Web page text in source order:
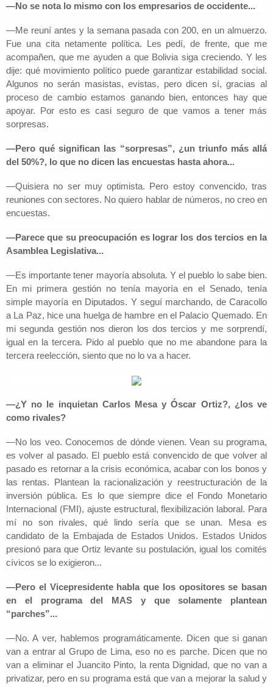
—No se nota lo mismo con los empresarios de occidente...
—Me reuní antes y la semana pasada con 200, en un almuerzo.
Fue una cita netamente política. Les pedí, de frente, que me
acompañen, que me ayuden a que Bolivia siga creciendo. Y les
dije: qué movimiento político puede garantizar estabilidad social.
Algunos no serán masistas, evistas, pero dicen sí, gracias al
proceso de cambio estamos ganando bien, entonces hay que
apoyar. Por esto es casi seguro de que vamos a tener más
sorpresas.
—Pero qué significan las “sorpresas”, ¿un triunfo más allá
del 50%?, lo que no dicen las encuestas hasta ahora...
—Quisiera no ser muy optimista. Pero estoy convencido, tras
reuniones con sectores. No quiero hablar de números, no creo en
encuestas.
—Parece que su preocupación es lograr los dos tercios en la
Asamblea Legislativa...
—Es importante tener mayoría absoluta. Y el pueblo lo sabe bien.
En mi primera gestión no tenía mayoría en el Senado, tenía
simple mayoría en Diputados. Y seguí marchando, de Caracollo
a La Paz, hice una huelga de hambre en el Palacio Quemado. En
mi segunda gestión nos dieron los dos tercios y me sorprendí,
igual en la tercera. Pido al pueblo que no me abandone para la
tercera reelección, siento que no lo va a hacer.
—¿Y no le inquietan Carlos Mesa y Óscar Ortiz?, ¿los ve
como rivales?
—No los veo. Conocemos de dónde vienen. Vean su programa,
es volver al pasado. El pueblo está convencido de que volver al
pasado es retornar a la crisis económica, acabar con los bonos y
las rentas. Plantean la racionalización y reestructuración de la
inversión pública. Es lo que siempre dice el Fondo Monetario
Internacional (FMI), ajuste estructural, flexibilización laboral. Para
mí no son rivales, qué lindo sería que se unan. Mesa es
candidato de la Embajada de Estados Unidos. Estados Unidos
presionó para que Ortiz levante su postulación, igual los comités
cívicos se lo exigieron...
—Pero el Vicepresidente habla que los opositores se basan
en el programa del MAS y que solamente plantean
“parches”...
—No. A ver, hablemos programáticamente. Dicen que si ganan
van a entrar al Grupo de Lima, eso no es parche. Dicen que no
van a eliminar el Juancito Pinto, la renta Dignidad, que no van a
privatizar, pero en su programa está que van a mejorar la salud y